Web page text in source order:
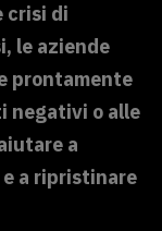
crisi di
le aziende
prontamente
negativi o alle
a
a ripristinare